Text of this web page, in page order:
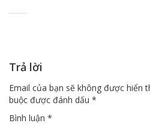
Trả lời
Email của bạn sẽ không được hiển
buộc được đánh dấu *
Bình luận *